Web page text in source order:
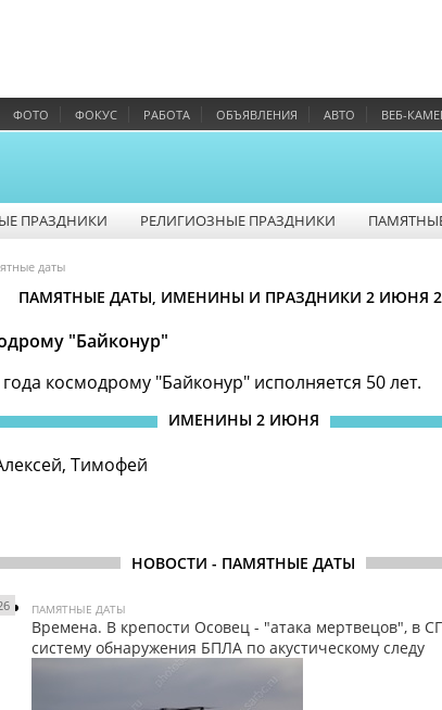
ФОТО ФОКУС РАБОТА ОБЪЯВЛЕНИЯ АВТО ВЕБ-
ПРАЗДНИКИ РЕЛИГИОЗНЫЕ ПРАЗДНИКИ
даты
ПАМЯТНЫЕ ДАТЫ, ИМЕНИНЫ И ПРАЗДНИКИ 2 ИЮНЯ
"Байконур"
космодрому "Байконур" исполняется 50 лет.
ИМЕНИНЫ 2 ИЮНЯ
Тимофей
НОВОСТИ - ПАМЯТНЫЕ ДАТЫ
ПАМЯТНЫЕ ДАТЫ
Времена. В крепости Осовец - "атака мертвецов", в
систему обнаружения БПЛА по акустическому следу